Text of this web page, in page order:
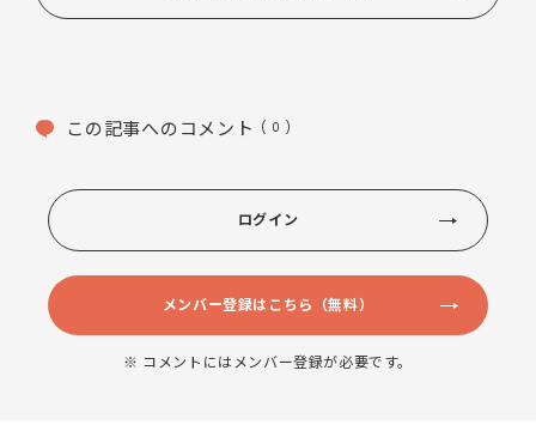
この記事へのコメント ( 0 )
ログイン
メンバー登録はこちら（無料）
※ コメントにはメンバー登録が必要です。